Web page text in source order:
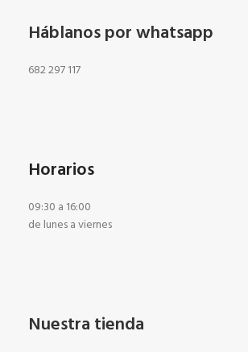
Háblanos por whatsapp
682 297 117
Horarios
09:30 a 16:00
de lunes a viernes
Nuestra tienda